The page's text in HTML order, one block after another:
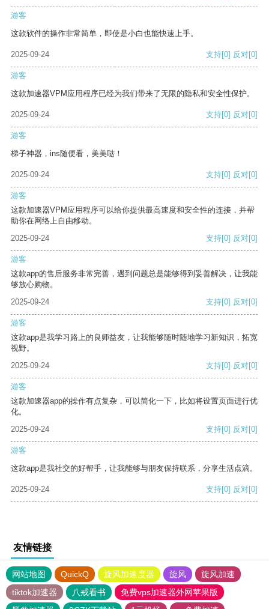
游客
这款软件的操作非常简单，即使是小白也能快速上手。
2025-09-24 支持[0] 反对[0]
游客
这款加速器VPM应用程序已经为我们带来了无限的隐私和安全性保护。
2025-09-24 支持[0] 反对[0]
游客
梯子神器，ins随便看，美美哒！
2025-09-24 支持[0] 反对[0]
游客
这款加速器VPM应用程序可以给你提供最高速度和安全性的连接，并帮
助你在网络上自由移动。
2025-09-24
支持[0] 反对[0]
游客
这款app的售后服务非常完善，遇到问题总是能够得到妥善解决，让我能
够放心购物。
2025-09-24
支持[0] 反对[0]
游客
这款app是我学习路上的良师益友，让我能够随时随地学习新知识，拓宽
视野。
2025-09-24
支持[0] 反对[0]
游客
这款加速器app的操作有点复杂，可以简化一下，比如将设置页面进行优
化。
2025-09-24
支持[0] 反对[0]
游客
这款app是我社交的好帮手，让我能够与朋友保持联系，分享生活点滴。
2025-09-24 支持[0] 反对[0]
友情链接
网站地图 QuickQ 旋风加速度器 旋风
旋风加速
tiktok加速器
八戒看书
免费vps加速器外网苹果版